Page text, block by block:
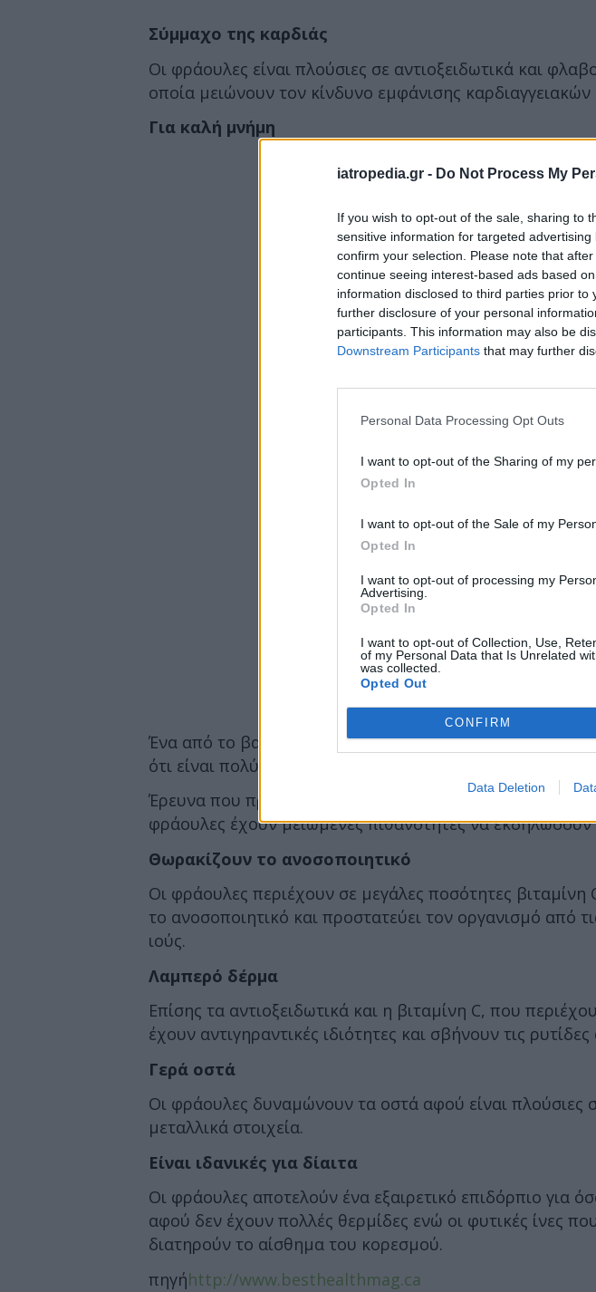
iatropedia.gr - Do Not Process My
If you wish to opt-out of the sale, sharing to
sensitive information for targeted
confirm your selection. Please note that
continue seeing interest-based ads based
information disclosed to third parties prior
further disclosure of your personal
participants. This information may also be
Downstream Participants that may further
Personal Data Processing Opt Outs
I want to opt-out of the Sharing of my
Opted In
I want to opt-out of the Sale of my
Opted In
I want to opt-out of processing my
Advertising.
Opted In
I want to opt-out of Collection, Use,
of my Personal Data that Is Unrelated
was collected.
Opted Out
CONFIRM
Data Deletion
Σύμμαχο της καρδιάς
Οι φράουλες είναι πλούσιες σε αντιοξειδωτικά και
οποία μειώνουν τον κίνδυνο εμφάνισης καρδιαγγειακών
Για καλή μνήμη
Ένα από το βασικό συστατικό τους είναι η φισετίνη, η
ότι είναι πολύτιμος σύμμαχος της καλής εγκεφαλικής
Έρευνα που πραγματοποιήθηκε πρόσφατα απέδειξε ότι
φράουλες έχουν μειωμένες πιθανότητες να εκδηλώσουν
Θωρακίζουν το ανοσοποιητικό
Οι φράουλες περιέχουν σε μεγάλες ποσότητες βιταμίνη
το ανοσοποιητικό και προστατεύει τον οργανισμό από
ιούς.
Λαμπερό δέρμα
Επίσης τα αντιοξειδωτικά και η βιταμίνη C, που
έχουν αντιγηραντικές ιδιότητες και σβήνουν τις
Γερά οστά
Οι φράουλες δυναμώνουν τα οστά αφού είναι πλούσιες
μεταλλικά στοιχεία.
Είναι ιδανικές για δίαιτα
Οι φράουλες αποτελούν ένα εξαιρετικό επιδόρπιο για
αφού δεν έχουν πολλές θερμίδες ενώ οι φυτικές ίνες
διατηρούν το αίσθημα του κορεσμού.
πηγήhttp://www.besthealthmag.ca